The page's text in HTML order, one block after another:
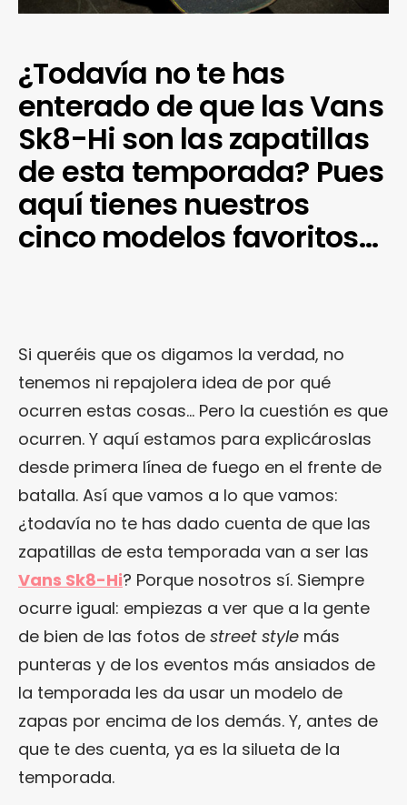
¿Todavía no te has
enterado de que las Vans
Sk8-Hi son las zapatillas
de esta temporada? Pues
aquí tienes nuestros
cinco modelos favoritos…
Si queréis que os digamos la verdad, no
tenemos ni repajolera idea de por qué
ocurren estas cosas… Pero la cuestión es que
ocurren. Y aquí estamos para explicároslas
desde primera línea de fuego en el frente de
batalla. Así que vamos a lo que vamos:
¿todavía no te has dado cuenta de que las
zapatillas de esta temporada van a ser las
Vans Sk8-Hi? Porque nosotros sí. Siempre
ocurre igual: empiezas a ver que a la gente
de bien de las fotos de street style más
punteras y de los eventos más ansiados de
la temporada les da usar un modelo de
zapas por encima de los demás. Y, antes de
que te des cuenta, ya es la silueta de la
temporada.